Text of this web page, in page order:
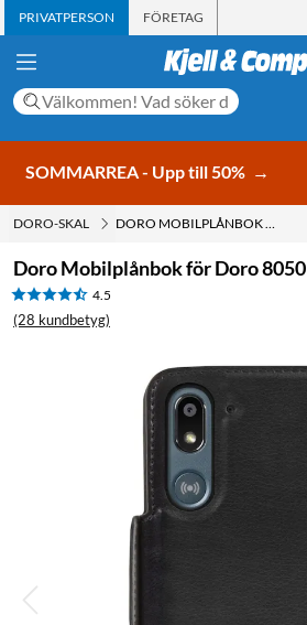
PRIVATPERSON FÖRETAG
SOMMARREA - Upp till 50% →
DORO-SKAL DORO MOBILPLÅNBOK FÖR DORO 8050
Doro Mobilplånbok för Doro 8050
4.5
(28 kundbetyg)